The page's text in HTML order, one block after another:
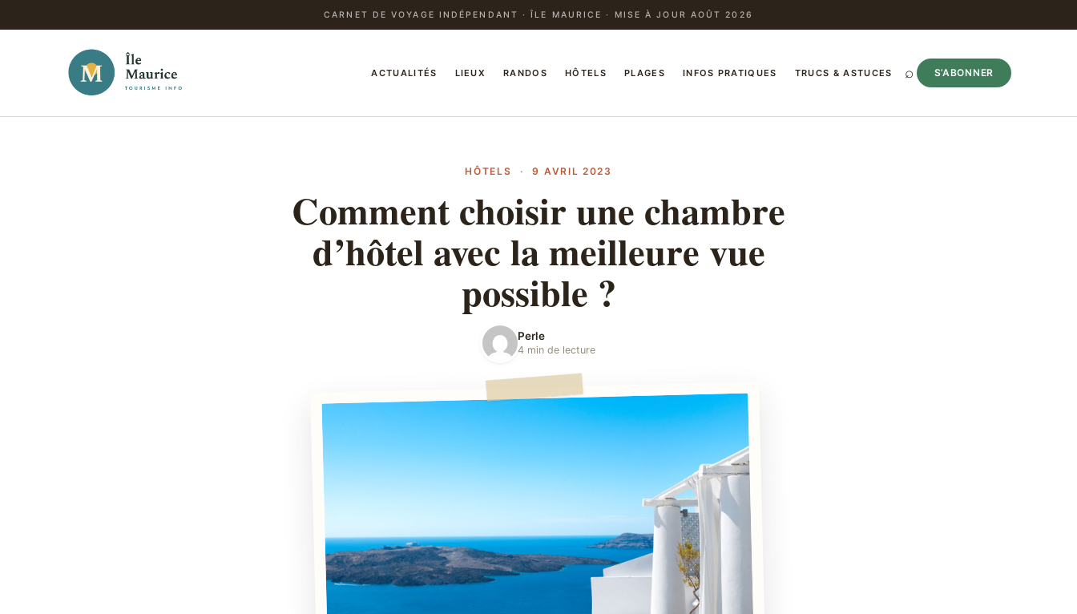
CARNET DE VOYAGE INDÉPENDANT · ÎLE MAURICE · MISE À JOUR AOÛT 2026
ACTUALITÉS LIEUX RANDOS HÔTELS PLAGES INFOS PRATIQUES TRUCS & ASTUCES ⌕ S’ABONNER
HÔTELS · 9 AVRIL 2023
Comment choisir une chambre
d’hôtel avec la meilleure vue
possible ?
Perle
4 min de lecture